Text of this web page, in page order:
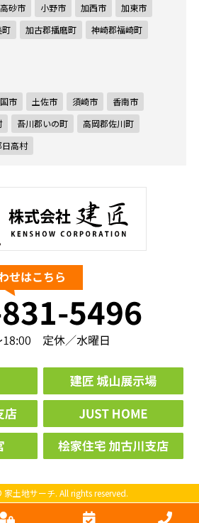
高砂市 小野市 加西市
加東市
町 加古郡播磨町
神崎郡福崎町
市 土佐市 須崎市
香南市
吾川郡いの町
高岡郡佐川町
高村
土地サーチ. All rights reserved.